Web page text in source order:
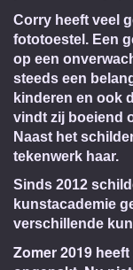
Corry heeft veel
fototoestel. Een
op een
steeds een
kinderen en ook
vindt zij boeiend
Naast het
tekenwerk haar.
Sinds 2012
kunstacademie
verschillende
Zomer 2019